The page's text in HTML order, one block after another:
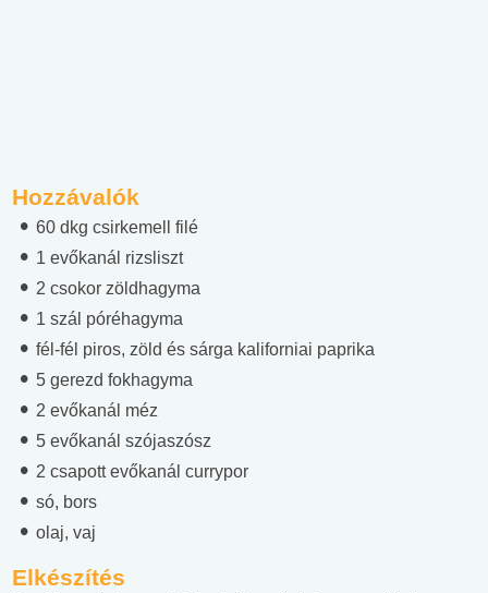
Hozzávalók
60 dkg csirkemell filé
1 evőkanál rizsliszt
2 csokor zöldhagyma
1 szál póréhagyma
fél-fél piros, zöld és sárga kaliforniai paprika
5 gerezd fokhagyma
2 evőkanál méz
5 evőkanál szójaszósz
2 csapott evőkanál currypor
só, bors
olaj, vaj
Elkészítés